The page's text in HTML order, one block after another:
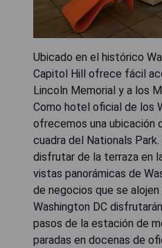
Ubicado en el histórico
Capitol Hill ofrece fácil
Lincoln Memorial y a los
Como hotel oficial de los
ofrecemos una ubicación
cuadra del Nationals
disfrutar de la terraza en
vistas panorámicas de
de negocios que se
Washington DC
pasos de la estación de
paradas en docenas de